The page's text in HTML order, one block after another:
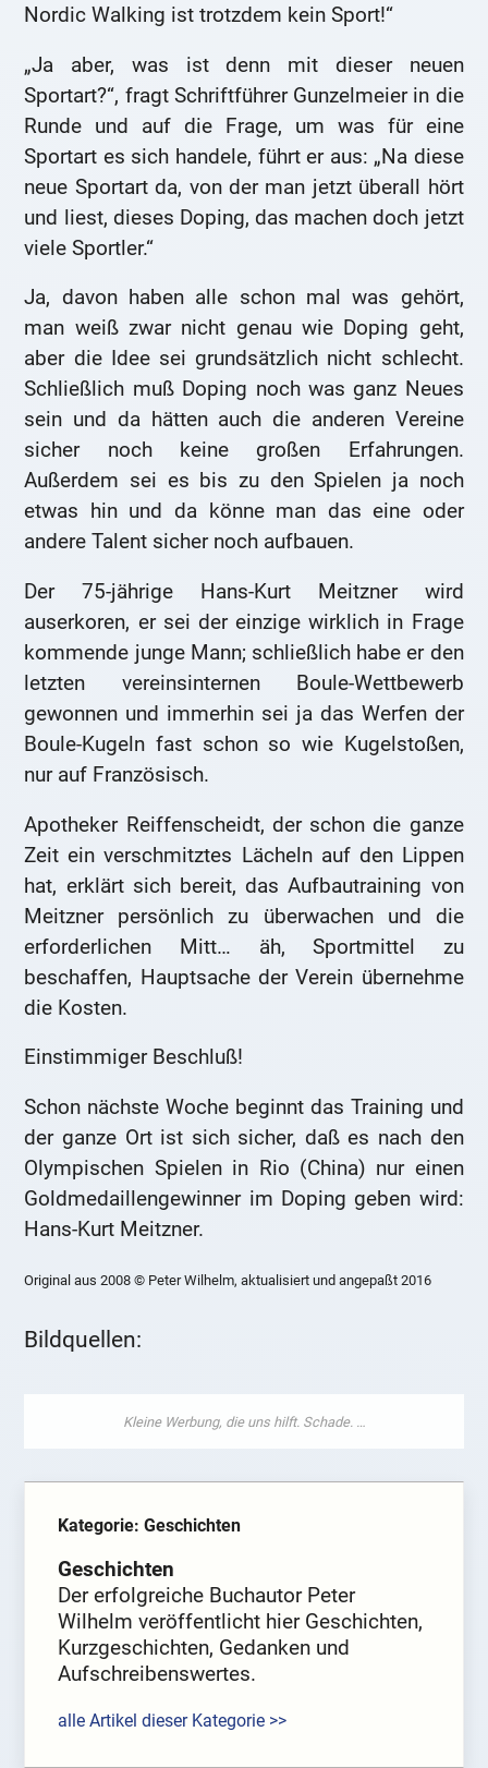
Nordic Walking ist trotzdem kein Sport!“
„Ja aber, was ist denn mit dieser neuen
Sportart?“, fragt Schriftführer Gunzelmeier in die
Runde und auf die Frage, um was für eine
Sportart es sich handele, führt er aus: „Na diese
neue Sportart da, von der man jetzt überall hört
und liest, dieses Doping, das machen doch jetzt
viele Sportler.“
Ja, davon haben alle schon mal was gehört,
man weiß zwar nicht genau wie Doping geht,
aber die Idee sei grundsätzlich nicht schlecht.
Schließlich muß Doping noch was ganz Neues
sein und da hätten auch die anderen Vereine
sicher noch keine großen Erfahrungen.
Außerdem sei es bis zu den Spielen ja noch
etwas hin und da könne man das eine oder
andere Talent sicher noch aufbauen.
Der 75-jährige Hans-Kurt Meitzner wird
auserkoren, er sei der einzige wirklich in Frage
kommende junge Mann; schließlich habe er den
letzten vereinsinternen Boule-Wettbewerb
gewonnen und immerhin sei ja das Werfen der
Boule-Kugeln fast schon so wie Kugelstoßen,
nur auf Französisch.
Apotheker Reiffenscheidt, der schon die ganze
Zeit ein verschmitztes Lächeln auf den Lippen
hat, erklärt sich bereit, das Aufbautraining von
Meitzner persönlich zu überwachen und die
erforderlichen Mitt… äh, Sportmittel zu
beschaffen, Hauptsache der Verein übernehme
die Kosten.
Einstimmiger Beschluß!
Schon nächste Woche beginnt das Training und
der ganze Ort ist sich sicher, daß es nach den
Olympischen Spielen in Rio (China) nur einen
Goldmedaillengewinner im Doping geben wird:
Hans-Kurt Meitzner.
Original aus 2008 © Peter Wilhelm, aktualisiert und angepaßt 2016
Bildquellen:
Kategorie: Geschichten
Geschichten
Der erfolgreiche Buchautor Peter
Wilhelm veröffentlicht hier Geschichten,
Kurzgeschichten, Gedanken und
Aufschreibenswertes.
alle Artikel dieser Kategorie >>